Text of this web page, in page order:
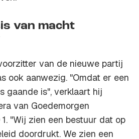
van macht
van de nieuwe partij
ook aanwezig. "Omdat er een
gaande is", verklaart hij
van Goedemorgen
"Wij zien een bestuur dat op
doordrukt. We zien een